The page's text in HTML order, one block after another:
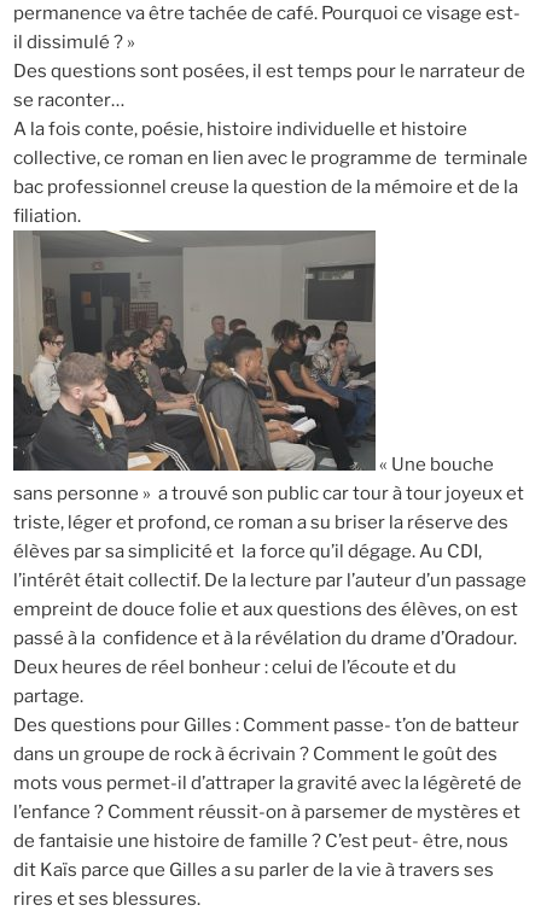
permanence va être tachée de café. Pourquoi ce visage est-
il dissimulé ? »
Des questions sont posées, il est temps pour le narrateur de
se raconter…
A la fois conte, poésie, histoire individuelle et histoire
collective, ce roman en lien avec le programme de terminale
bac professionnel creuse la question de la mémoire et de la
filiation.
« Une bouche
sans personne » a trouvé son public car tour à tour joyeux et
triste, léger et profond, ce roman a su briser la réserve des
élèves par sa simplicité et la force qu’il dégage. Au CDI,
l’intérêt était collectif. De la lecture par l’auteur d’un passage
empreint de douce folie et aux questions des élèves, on est
passé à la confidence et à la révélation du drame d’Oradour.
Deux heures de réel bonheur : celui de l’écoute et du
partage.
Des questions pour Gilles : Comment passe- t’on de batteur
dans un groupe de rock à écrivain ? Comment le goût des
mots vous permet-il d’attraper la gravité avec la légèreté de
l’enfance ? Comment réussit-on à parsemer de mystères et
de fantaisie une histoire de famille ? C’est peut- être, nous
dit Kaïs parce que Gilles a su parler de la vie à travers ses
rires et ses blessures.